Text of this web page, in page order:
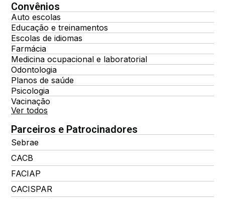
Convênios
Auto escolas
Educação e treinamentos
Escolas de idiomas
Farmácia
Medicina ocupacional e laboratorial
Odontologia
Planos de saúde
Psicologia
Vacinação
Ver todos
Parceiros e Patrocinadores
Sebrae
CACB
FACIAP
CACISPAR